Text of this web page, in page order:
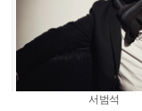
서범석